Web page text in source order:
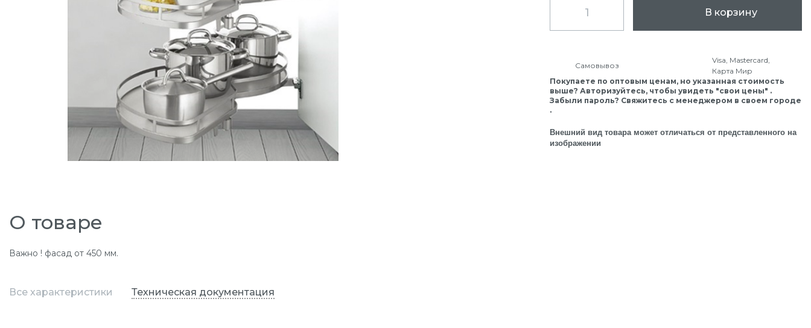
В корзину
Самовывоз
Visa, Mastercard,
Карта Мир
Покупаете по оптовым ценам, но указанная стоимость
выше? Авторизуйтесь, чтобы увидеть "свои цены" .
Забыли пароль? Свяжитесь с менеджером в своем городе
.
Внешний вид товара может отличаться от представленного на
изображении
О товаре
Важно ! фасад от 450 мм.
Все характеристики Техническая документация